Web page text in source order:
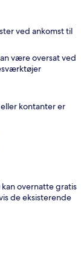
ved ankomst til
være oversat ved
kontanter er
kan overnatte gratis
de eksisterende